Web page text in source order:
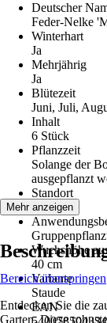
Deutscher
Feder-Nelke
Winterhart
Ja
Mehrjährig
Ja
Blütezeit
Juni, Juli,
Inhalt
6 Stück
Pflanzzeit
Solange der
ausgepflanzt
Standort
Sonne
Wuchshöhe
40 cm
Variante
Staude
EAN
Mehr anzeigen
Bereich überspringen
Entdecken Sie die
Garten. Diese